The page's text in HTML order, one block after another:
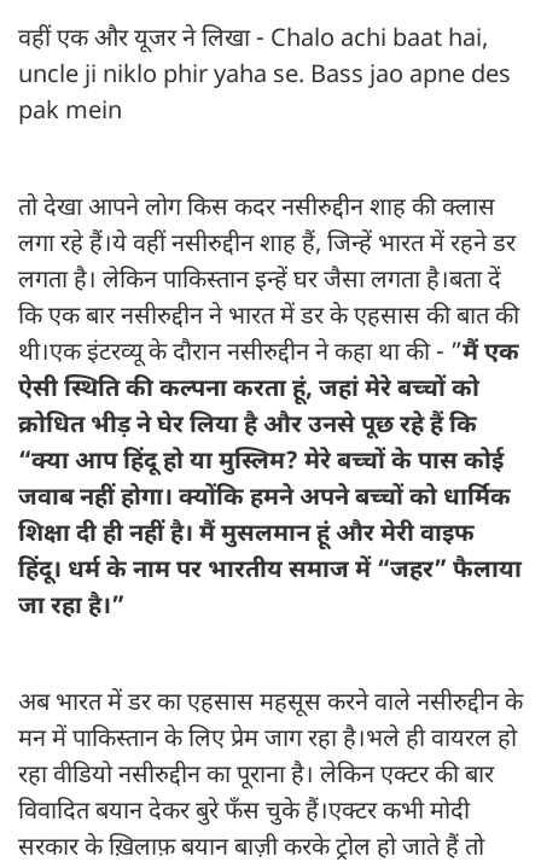
वहीं एक और यूजर ने लिखा - Chalo achi baat hai,
uncle ji niklo phir yaha se. Bass jao apne des
pak mein
तो देखा आपने लोग किस कदर नसीरुद्दीन शाह की क्लास
लगा रहे हैं।ये वहीं नसीरुद्दीन शाह हैं, जिन्हें भारत में रहने डर
लगता है। लेकिन पाकिस्तान इन्हें घर जैसा लगता है।बता दें
कि एक बार नसीरुद्दीन ने भारत में डर के एहसास की बात की
थी।एक इंटरव्यू के दौरान नसीरुद्दीन ने कहा था की - ”मैं एक
ऐसी स्थिति की कल्पना करता हूं, जहां मेरे बच्चों को
क्रोधित भीड़ ने घेर लिया है और उनसे पूछ रहे हैं कि
“क्या आप हिंदू हो या मुस्लिम? मेरे बच्चों के पास कोई
जवाब नहीं होगा। क्योंकि हमने अपने बच्चों को धार्मिक
शिक्षा दी ही नहीं है। मैं मुसलमान हूं और मेरी वाइफ
हिंदू। धर्म के नाम पर भारतीय समाज में “जहर” फैलाया
जा रहा है।”
अब भारत में डर का एहसास महसूस करने वाले नसीरुद्दीन के
मन में पाकिस्तान के लिए प्रेम जाग रहा है।भले ही वायरल हो
रहा वीडियो नसीरुद्दीन का पूराना है। लेकिन एक्टर की बार
विवादित बयान देकर बुरे फँस चुके हैं।एक्टर कभी मोदी
सरकार के ख़िलाफ़ बयान बाज़ी करके ट्रोल हो जाते हैं तो